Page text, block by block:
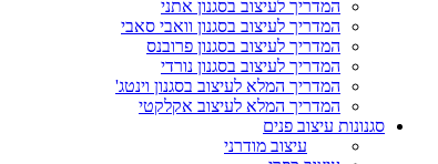
המדריך לעיצוב בסגנון אתני
המדריך לעיצוב בסגנון וואבי סאבי
המדריך לעיצוב בסגנון פרובנס
המדריך לעיצוב בסגנון נורדי
המדריך המלא לעיצוב בסגנון וינטג'
המדריך המלא לעיצוב אקלקטי
סגנונות עיצוב פנים
עיצוב מודרני